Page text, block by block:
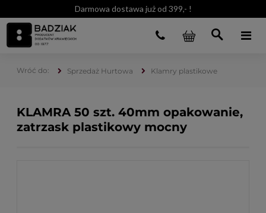
Darmowa dostawa już od 399,- !
Sprzedaż Hurtowa Klamry plastikowe
KLAMRA 50 szt. 40mm opakowanie,
zatrzask plastikowy mocny